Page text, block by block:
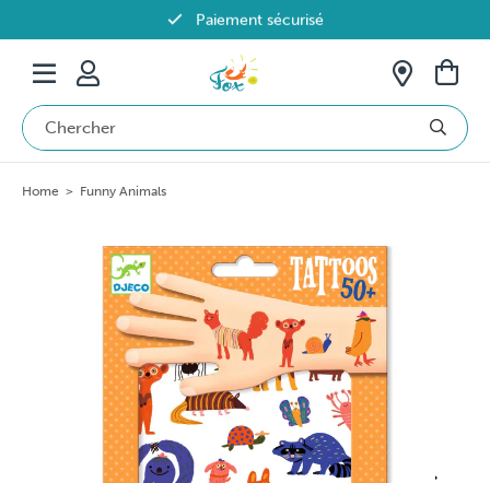
Paiement sécurisé
Livraison offerte dès 69€ en Belgique
Home > Funny Animals